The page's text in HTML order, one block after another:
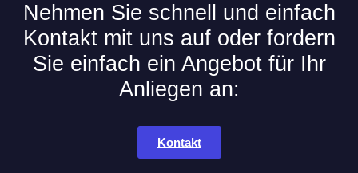
Nehmen Sie schnell und einfach
Kontakt mit uns auf oder fordern
Sie einfach ein Angebot für Ihr
Anliegen an:
Kontakt